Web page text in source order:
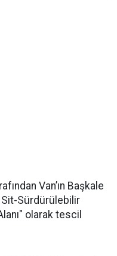
Van’ın Başkale
Sürdürülebilir
olarak tescil